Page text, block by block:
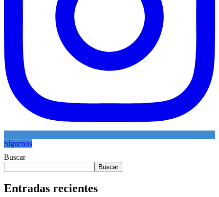
Síguenos
Buscar
Buscar
Entradas recientes